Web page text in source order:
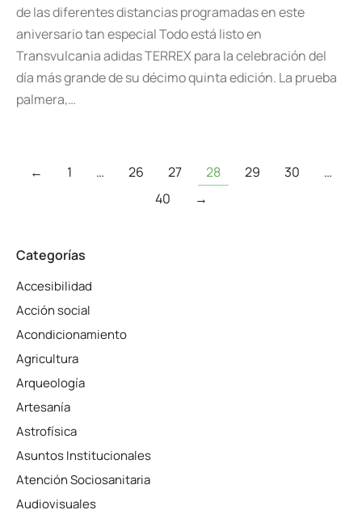
de las diferentes distancias programadas en este
aniversario tan especial Todo está listo en
Transvulcania adidas TERREX para la celebración del
día más grande de su décimo quinta edición. La prueba
palmera,…
← 1 … 26 27 28 29 30
…
40
→
Categorías
Accesibilidad
Acción social
Acondicionamiento
Agricultura
Arqueología
Artesanía
Astrofísica
Asuntos Institucionales
Atención Sociosanitaria
Audiovisuales